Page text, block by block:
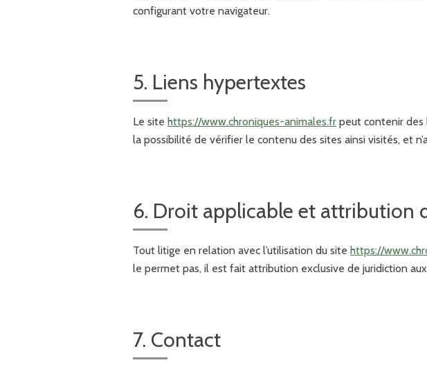
configurant votre navigateur.
5. Liens hypertextes
Le site https://www.chroniques-animales.fr peut contenir des
la possibilité de vérifier le contenu des sites ainsi visités, et
6. Droit applicable et attribution
Tout litige en relation avec l’utilisation du site https://
le permet pas, il est fait attribution exclusive de juridiction
7. Contact